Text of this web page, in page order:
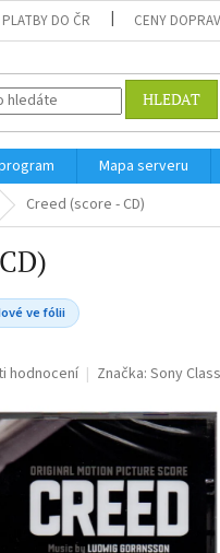
DO ČR CENY
HLEDAT
Mapa serveru
Creed (score - CD)
ve fólii
hodnocení Značka: Sony